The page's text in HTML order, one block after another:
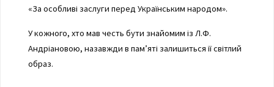
«За особливі заслуги перед Українським народом».
У кожного, хто мав честь бути знайомим із Л.Ф.
Андріановою, назавжди в пам’яті залишиться її світлий
образ.